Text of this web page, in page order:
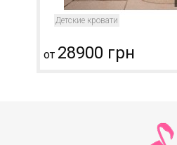
Детские кровати
от 28900 грн